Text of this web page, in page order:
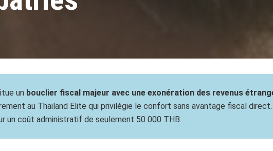
un bouclier fiscal majeur avec une exonération des revenus
au Thailand Elite qui privilégie le confort sans avantage fiscal
un coût administratif de seulement 50 000 THB.